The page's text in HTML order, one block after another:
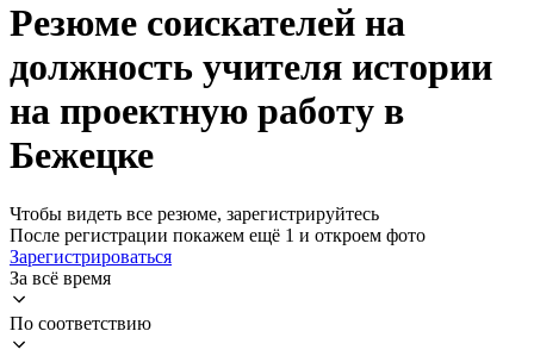
Резюме соискателей на
должность учителя истории
на проектную работу в
Бежецке
Чтобы видеть все резюме, зарегистрируйтесь
После регистрации покажем ещё 1 и откроем фото
Зарегистрироваться
За всё время
По соответствию